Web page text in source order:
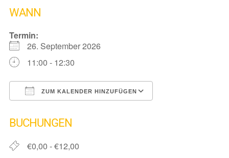
WANN
Termin:
26. September 2026
11:00 - 12:30
ZUM KALENDER HINZUFÜGEN
BUCHUNGEN
€0,00 - €12,00